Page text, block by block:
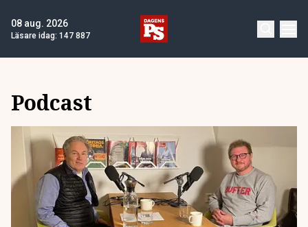
08 aug. 2026
Läsare idag: 147 887
Podcast